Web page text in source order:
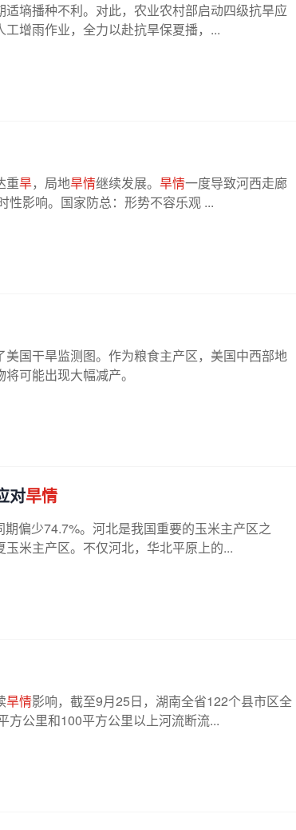
适墒播种不利。对此，农业农村部启动四级抗旱应
增雨作业，全力以赴抗旱保夏播，...
重旱，局地旱情继续发展。 旱情一度导致河西走廊
性影响。国家防总：形势不容乐观 ...
国干旱监测图。作为粮食主产区，美国中西部地
可能出现大幅减产。
对旱情
偏少74.7%。河北是我国重要的玉米主产区之
米主产区。不仅河北，华北平原上的...
旱情影响，截至9月25日，湖南全省122个县市区全
方公里和100平方公里以上河流断流...